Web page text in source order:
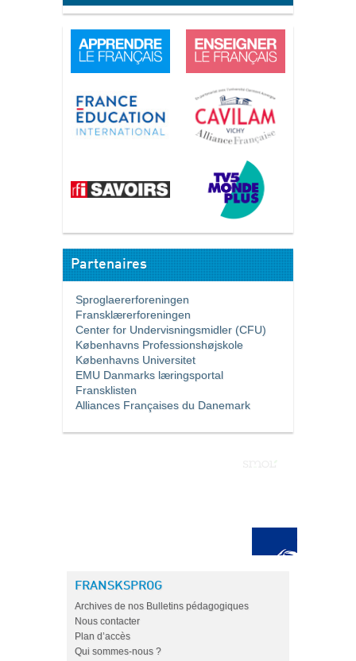
Partenaires
Sproglaererforeningen
Fransklærerforeningen
Center for Undervisningsmidler (CFU)
Københavns Professionshøjskole
Københavns Universitet
EMU Danmarks læringsportal
Fransklisten
Alliances Françaises du Danemark
FRANSKSPROG
Archives de nos Bulletins pédagogiques
Nous contacter
Plan d’accès
Qui sommes-nous ?